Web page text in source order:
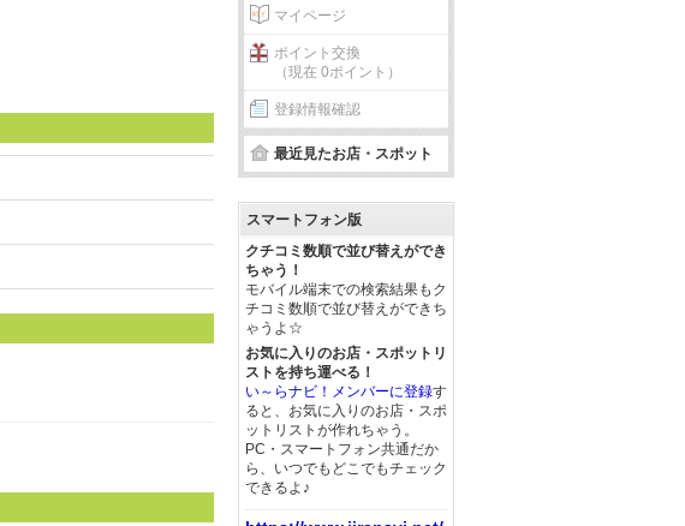
マイページ
ポイント交換
（現在 0ポイント）
登録情報確認
最近見たお店・スポット
スマートフォン版
クチコミ数順で並び替えができ
ちゃう！
モバイル端末での検索結果もク
チコミ数順で並び替えができち
ゃうよ☆
お気に入りのお店・スポットリ
ストを持ち運べる！
い～らナビ！メンバーに登録す
ると、お気に入りのお店・スポ
ットリストが作れちゃう。
PC・スマートフォン共通だか
ら、いつでもどこでもチェック
できるよ♪